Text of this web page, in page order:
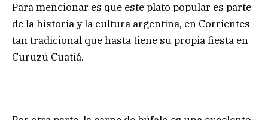
Para mencionar es que este plato popular es parte
de la historia y la cultura argentina, en Corrientes
tan tradicional que hasta tiene su propia fiesta en
Curuzú Cuatiá.